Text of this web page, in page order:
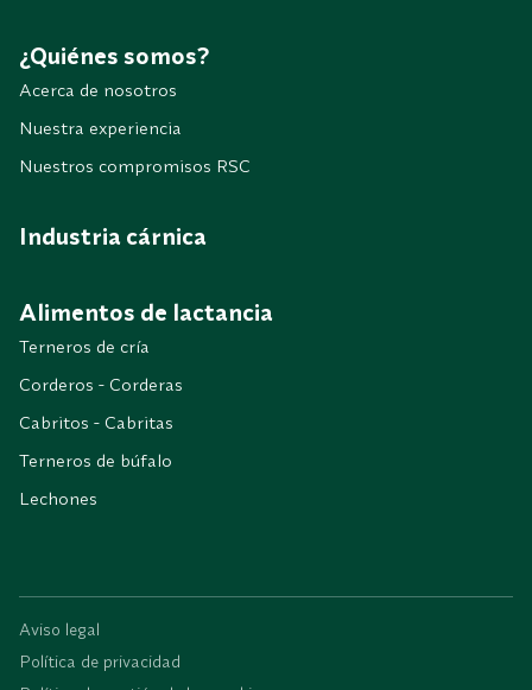
¿Quiénes somos?
Acerca de nosotros
Nuestra experiencia
Nuestros compromisos RSC
Industria cárnica
Alimentos de lactancia
Terneros de cría
Corderos - Corderas
Cabritos - Cabritas
Terneros de búfalo
Lechones
Aviso legal
Política de privacidad